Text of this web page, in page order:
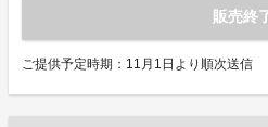
販売終
ご提供予定時期：11月1日より順次送信